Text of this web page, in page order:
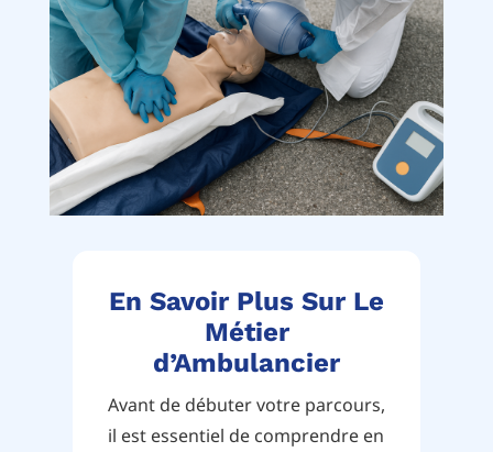
En Savoir Plus Sur Le
Métier
d’Ambulancier
Avant de débuter votre parcours,
il est essentiel de comprendre en